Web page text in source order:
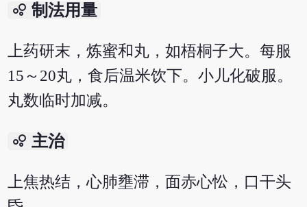
bubble_chart 制法用量
上药研末，炼蜜和丸，如梧桐子大。每服
15～20丸，食后温米饮下。小儿化破服。
丸数临时加减。
bubble_chart 主治
上焦热结，心肺壅滞，面赤心忪，口干头